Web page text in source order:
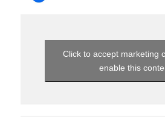
Click to accept marketing
enable this